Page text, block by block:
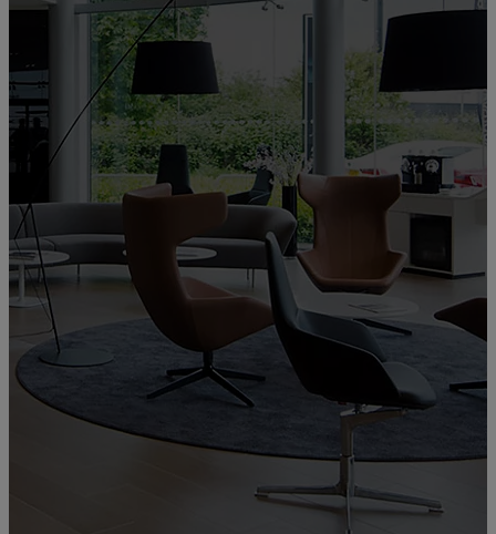
Bienvenue chez
LEXUS PAYS-
BASQUE
00CD0-E9EAD-1A393-9AC00-01350-3
Service commercial, Atelier, Carrosserie, Centre Lexus
Business, Peinture, Pièces de rechange, Véhicules d'occasion
Prenez un rendez-vous atelier